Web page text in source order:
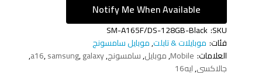
Notify Me When Available
SKU:
SM-A165F/DS-128GB-Black
فئات: موبايلات & تابلت,موبايل سامسونج
العلامات: Mobile
,موبايل,سامسونج,
a16,samsung,galaxy
,
جالاكسي,ايه16